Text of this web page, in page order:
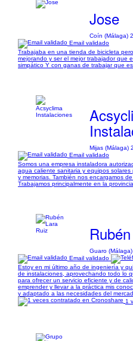
Jose
Coín (Málaga)
Email validado
Trabajaba en una tienda de bicicleta
mejorando y ser el mejor trabajador que
simpático Y con ganas de trabajar que
Mijas (Málaga)
Email validado
Somos una empresa instaladora
agua caliente sanitaria y equipos
y memorias. También nos encargamos
Trabajamos principalmente en la
Guaro
Email validado
Estoy en mi último año de ingeniería y
de instalaciones, aprovechando todo lo
para ofrecer un servicio eficiente y de
emprender y llevar a la práctica mis
y adaptado a las necesidades del
1